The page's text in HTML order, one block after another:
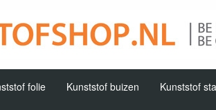
folie Kunststof buizen Kunststof